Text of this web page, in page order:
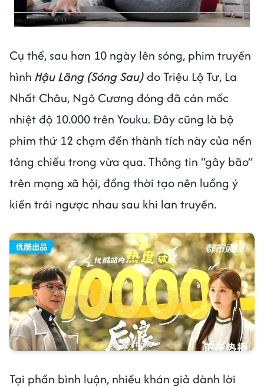
Cụ thể, sau hơn 10 ngày lên sóng, phim truyền
hình Hậu Lãng (Sóng Sau)do Triệu Lộ Tư, La
Nhất Châu, Ngô Cương đóng đã cán mốc
nhiệt độ 10.000 trên Youku. Đây cũng là bộ
phim thứ 12 chạm đến thành tích này của nền
tảng chiếu trong vừa qua. Thông tin “gây bão”
trên mạng xã hội, đồng thời tạo nên luồng ý
kiến trái ngược nhau sau khi lan truyền.
Tại phần bình luận, nhiều khán giả dành lời